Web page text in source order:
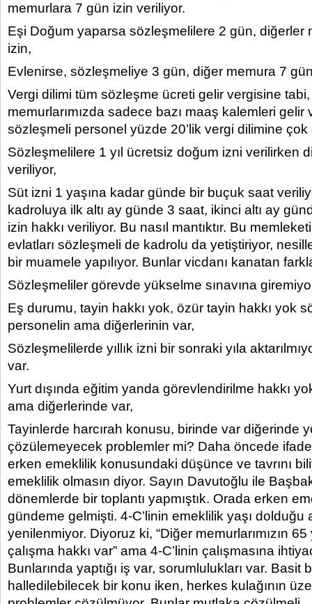
memurlara 7 gün izin veriliyor.
Eşi Doğum yaparsa sözleşmelilere 2 gün, diğerler
izin,
Evlenirse, sözleşmeliye 3 gün, diğer memura 7
Vergi dilimi tüm sözleşme ücreti gelir vergisine
memurlarımızda sadece bazı maaş kalemleri gelir
sözleşmeli personel yüzde 20’lik vergi dilimine çok
Sözleşmelilere 1 yıl ücretsiz doğum izni verilirken
veriliyor,
Süt izni 1 yaşına kadar günde bir buçuk saat
kadroluya ilk altı ay günde 3 saat, ikinci altı ay
izin hakkı veriliyor. Bu nasıl mantıktır. Bu
evlatları sözleşmeli de kadrolu da yetiştiriyor,
bir muamele yapılıyor. Bunlar vicdanı kanatan
Sözleşmeliler görevde yükselme sınavına
Eş durumu, tayin hakkı yok, özür tayin hakkı yok
personelin ama diğerlerinin var,
Sözleşmelilerde yıllık izni bir sonraki yıla
var.
Yurt dışında eğitim yanda görevlendirilme hakkı
ama diğerlerinde var,
Tayinlerde harcırah konusu, birinde var diğerinde
çözülemeyecek problemler mi? Daha öncede
erken emeklilik konusundaki düşünce ve tavrını
emeklilik olmasın diyor. Sayın Davutoğlu ile
dönemlerde bir toplantı yapmıştık. Orada erken
gündeme gelmişti. 4-C’linin emeklilik yaşı
yenilenmiyor. Diyoruz ki, “Diğer memurlarımızın
çalışma hakkı var” ama 4-C’linin çalışmasına
Bunlarında yaptığı iş var, sorumlulukları var. Basit
halledilebilecek bir konu iken, herkes kulağının